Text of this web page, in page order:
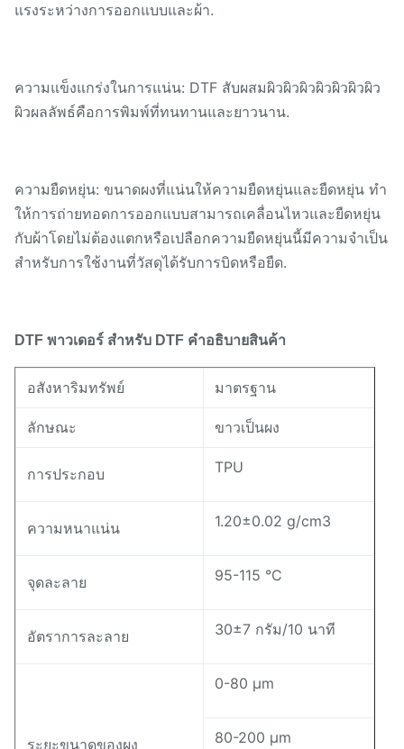
แรงระหว่างการออกแบบและผ้า.
ความแข็งแกร่งในการแน่น: DTF สับผสมผิวผิวผิวผิวผิวผิวผิว
ผิวผลลัพธ์คือการพิมพ์ที่ทนทานและยาวนาน.
ความยืดหยุ่น: ขนาดผงที่แน่นให้ความยืดหยุ่นและยืดหยุ่น ทํา
ให้การถ่ายทอดการออกแบบสามารถเคลื่อนไหวและยืดหยุ่น
กับผ้าโดยไม่ต้องแตกหรือเปลือกความยืดหยุ่นนี้มีความจําเป็น
สําหรับการใช้งานที่วัสดุได้รับการบิดหรือยืด.
DTF พาวเดอร์ สําหรับ DTF คําอธิบายสินค้า
อสังหาริมทรัพย์ มาตรฐาน
ลักษณะ ขาวเป็นผง
การประกอบ TPU
ความหนาแน่น 1.20±0.02 g/cm3
จุดละลาย 95-115 °C
อัตราการละลาย 30±7 กรัม/10 นาที
ระยะขนาดของผง
0-80 μm
80-200 μm